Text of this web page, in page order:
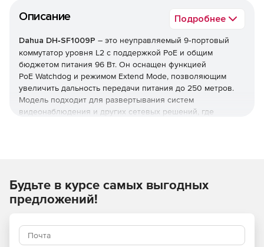
Описание Подробнее
Dahua DH‑SF1009P – это неуправляемый 9‑портовый
коммутатор уровня L2 с поддержкой PoE и общим
бюджетом питания 96 Вт. Он оснащен функцией
PoE Watchdog и режимом Extend Mode, позволяющим
увеличить дальность передачи питания до 250 метров.
Модель подходит для развертывания систем
видеонаблюдения и других сетевых решений, где
Будьте в курсе самых выгодных
предложений!